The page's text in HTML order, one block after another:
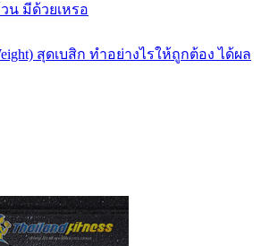
น มีด้วยเหรอ
สุดเบสิก ทำอย่างไรให้ถูกต้อง ได้ผล